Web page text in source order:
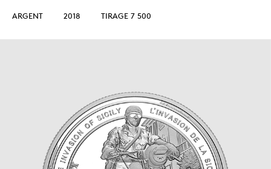
ARGENT 2018 TIRAGE 7 500